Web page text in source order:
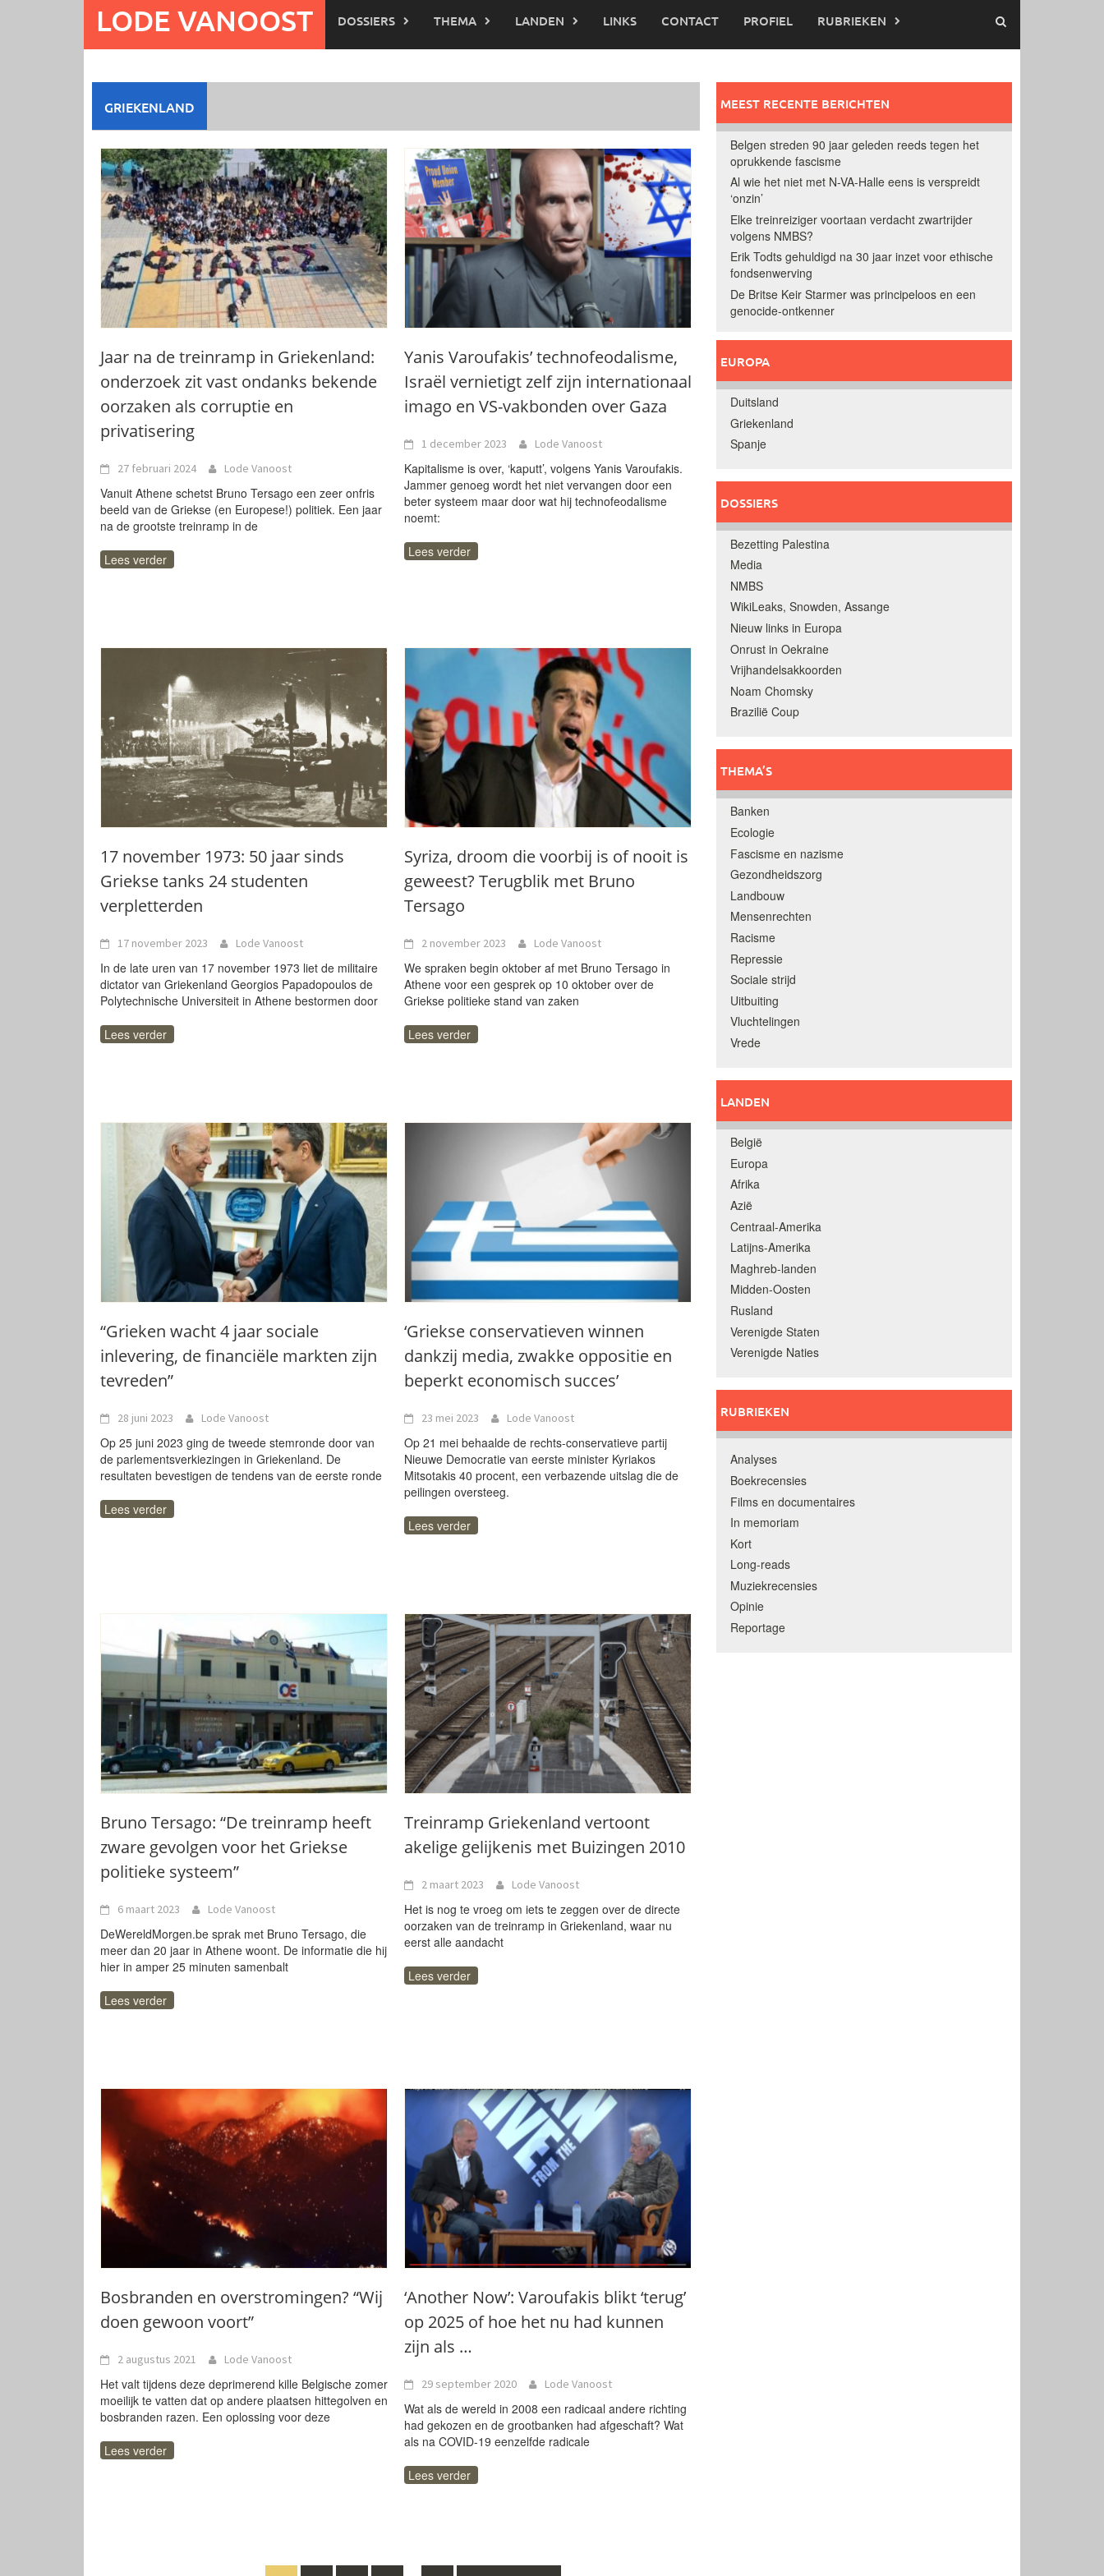
LODE VANOOST DOSSIERS THEMA LANDEN LINKS CONTACT PROFIEL RUBRIEKEN
GRIEKENLAND
Jaar na de treinramp in Griekenland:
onderzoek zit vast ondanks bekende
oorzaken als corruptie en
privatisering
27 februari 2024 Lode Vanoost
Vanuit Athene schetst Bruno Tersago een zeer onfris
beeld van de Griekse (en Europese!) politiek. Een jaar
na de grootste treinramp in de
Lees verder
Yanis Varoufakis’ technofeodalisme,
Israël vernietigt zelf zijn internationaal
imago en VS-vakbonden over Gaza
1 december 2023 Lode Vanoost
Kapitalisme is over, ‘kaputt’, volgens Yanis Varoufakis.
Jammer genoeg wordt het niet vervangen door een
beter systeem maar door wat hij technofeodalisme
noemt:
Lees verder
17 november 1973: 50 jaar sinds
Griekse tanks 24 studenten
verpletterden
17 november 2023 Lode Vanoost
In de late uren van 17 november 1973 liet de militaire
dictator van Griekenland Georgios Papadopoulos de
Polytechnische Universiteit in Athene bestormen door
Lees verder
Syriza, droom die voorbij is of nooit is
geweest? Terugblik met Bruno
Tersago
2 november 2023 Lode Vanoost
We spraken begin oktober af met Bruno Tersago in
Athene voor een gesprek op 10 oktober over de
Griekse politieke stand van zaken
Lees verder
“Grieken wacht 4 jaar sociale
inlevering, de financiële markten zijn
tevreden”
28 juni 2023 Lode Vanoost
Op 25 juni 2023 ging de tweede stemronde door van
de parlementsverkiezingen in Griekenland. De
resultaten bevestigen de tendens van de eerste ronde
Lees verder
‘Griekse conservatieven winnen
dankzij media, zwakke oppositie en
beperkt economisch succes’
23 mei 2023 Lode Vanoost
Op 21 mei behaalde de rechts-conservatieve partij
Nieuwe Democratie van eerste minister Kyriakos
Mitsotakis 40 procent, een verbazende uitslag die de
peilingen oversteeg.
Lees verder
Bruno Tersago: “De treinramp heeft
zware gevolgen voor het Griekse
politieke systeem”
6 maart 2023 Lode Vanoost
DeWereldMorgen.be sprak met Bruno Tersago, die
meer dan 20 jaar in Athene woont. De informatie die hij
hier in amper 25 minuten samenbalt
Lees verder
Treinramp Griekenland vertoont
akelige gelijkenis met Buizingen 2010
2 maart 2023 Lode Vanoost
Het is nog te vroeg om iets te zeggen over de directe
oorzaken van de treinramp in Griekenland, waar nu
eerst alle aandacht
Lees verder
Bosbranden en overstromingen? “Wij
doen gewoon voort”
2 augustus 2021 Lode Vanoost
Het valt tijdens deze deprimerend kille Belgische zomer
moeilijk te vatten dat op andere plaatsen hittegolven en
bosbranden razen. Een oplossing voor deze
Lees verder
‘Another Now’: Varoufakis blikt ‘terug’
op 2025 of hoe het nu had kunnen
zijn als …
29 september 2020 Lode Vanoost
Wat als de wereld in 2008 een radicaal andere richting
had gekozen en de grootbanken had afgeschaft? Wat
als na COVID-19 eenzelfde radicale
Lees verder
MEEST RECENTE BERICHTEN
Belgen streden 90 jaar geleden reeds tegen het
oprukkende fascisme
Al wie het niet met N-VA-Halle eens is verspreidt
‘onzin’
Elke treinreiziger voortaan verdacht zwartrijder
volgens NMBS?
Erik Todts gehuldigd na 30 jaar inzet voor ethische
fondsenwerving
De Britse Keir Starmer was principeloos en een
genocide-ontkenner
EUROPA
Duitsland
Griekenland
Spanje
DOSSIERS
Bezetting Palestina
Media
NMBS
WikiLeaks, Snowden, Assange
Nieuw links in Europa
Onrust in Oekraine
Vrijhandelsakkoorden
Noam Chomsky
Brazilië Coup
THEMA’S
Banken
Ecologie
Fascisme en nazisme
Gezondheidszorg
Landbouw
Mensenrechten
Racisme
Repressie
Sociale strijd
Uitbuiting
Vluchtelingen
Vrede
LANDEN
België
Europa
Afrika
Azië
Centraal-Amerika
Latijns-Amerika
Maghreb-landen
Midden-Oosten
Rusland
Verenigde Staten
Verenigde Naties
RUBRIEKEN
Analyses
Boekrecensies
Films en documentaires
In memoriam
Kort
Long-reads
Muziekrecensies
Opinie
Reportage